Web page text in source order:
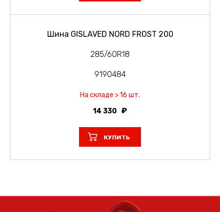
Шина GISLAVED NORD FROST 200
285/60R18
9190484
На складе > 16 шт.
14 330
КУПИТЬ